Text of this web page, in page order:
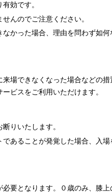
効です。
んのでご注意ください。
かった場合、理由を問わず如
場できなくなった場合などの措
ビスをご利用いただけます。
りいたします。
あることが発覚した場合、入
要となります。０歳のみ、膝上